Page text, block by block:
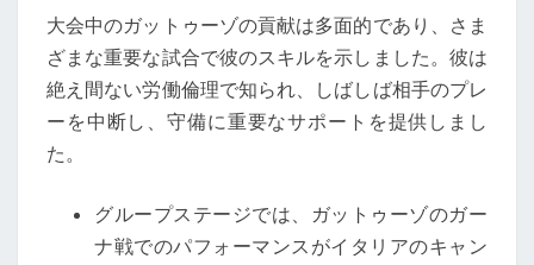
大会中のガットゥーゾの貢献は多面的であり、さま
ざまな重要な試合で彼のスキルを示しました。彼は
絶え間ない労働倫理で知られ、しばしば相手のプレ
ーを中断し、守備に重要なサポートを提供しまし
た。
グループステージでは、ガットゥーゾのガー
ナ戦でのパフォーマンスがイタリアのキャン